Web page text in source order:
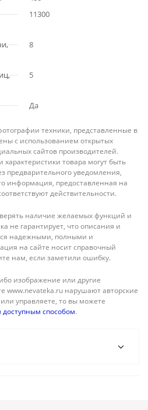
11300
8
5
Да
техники, представленные в
с использованием открытых
сайтов производителей.
товара могут быть
предварительного уведомления,
информация, предоставленная на
действительности.
наличие желаемых функций и
не гарантирует, что описания и
надежными, полными и
на сайте носит справочный
нам, если заметили ошибку.
изображение или другие
www.nevateka.ru нарушают авторские
управляете, то вы можете
способом.